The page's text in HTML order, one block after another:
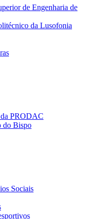
de Engenharia de
da Lusofonia
PRODAC
do Bispo
Sociais